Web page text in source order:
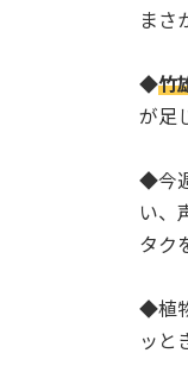
まさ
◆竹
が足
◆今
い、
タク
◆植
ッと